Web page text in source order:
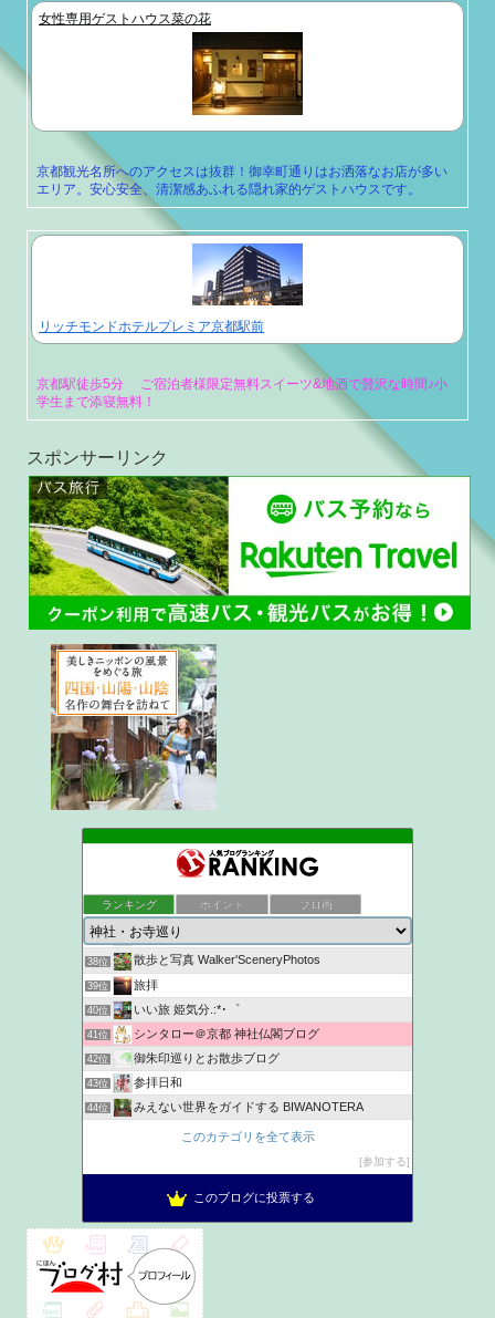
女性専用ゲストハウス菜の花
京都観光名所へのアクセスは抜群！御幸町通りはお洒落なお店が多い
エリア。安心安全、清潔感あふれる隠れ家的ゲストハウスです。
リッチモンドホテルプレミア京都駅前
京都駅徒歩5分 ご宿泊者様限定無料スイーツ&地酒で贅沢な時間♪小
学生まで添寝無料！
スポンサーリンク
ランキング ポイント ブロ画
かめちゃんの日記
36位 京都観光なら京都散歩道
37位 NYANKICHI MAGATAMA
38位 散歩と写真 Walker'SceneryPhotos
39位 旅拝
40位 いい旅 姫気分.:*･゜
41位 シンタロー＠京都 神社仏閣ブログ
42位 御朱印巡りとお散歩ブログ
43位 参拝日和
44位 みえない世界をガイドする BIWANOTERA
神社ヲタク建築士が語る家族円満パワーチャージ神社浴
きものうた
このカテゴリを全て表示
参加する
このブログに投票する